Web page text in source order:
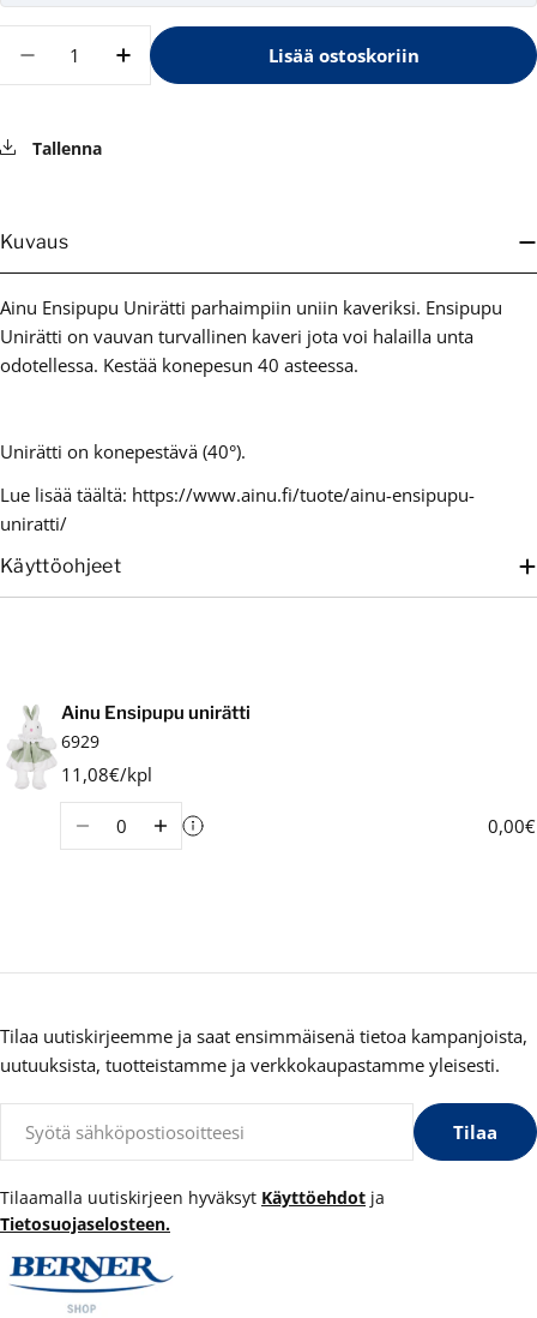
Vähennä määrää tuotteelle Ainu Ensipupu
Lisää määrää tuotteelle Ainu
Lisää ostoskoriin
Tallenna
Kuvaus
Ainu Ensipupu Unirätti parhaimpiin uniin kaveriksi. Ensipupu
Unirätti on vauvan turvallinen kaveri jota voi halailla unta
odotellessa. Kestää konepesun 40 asteessa.
Unirätti on konepestävä (40°).
Lue lisää täältä: https://www.ainu.fi/tuote/ainu-ensipupu-
uniratti/
Käyttöohjeet
OstoskoriAinu Ensipupu unirätti
6929
11,08€/kpl
0,00€
Tilaa uutiskirjeemme ja saat ensimmäisenä tietoa kampanjoista,
uutuuksista, tuotteistamme ja verkkokaupastamme yleisesti.
Tilaa
Tilaamalla uutiskirjeen hyväksyt Käyttöehdot ja
Tietosuojaselosteen.